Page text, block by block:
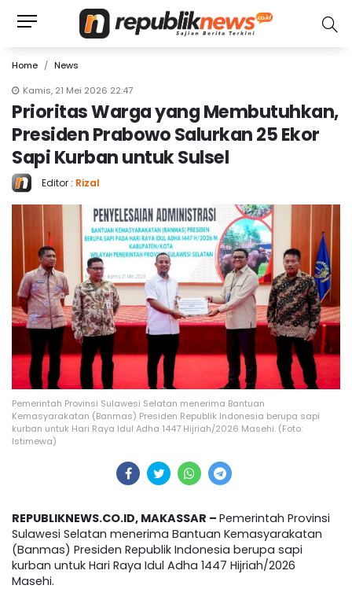
Home
News
Kamis, 21 Mei 2026 22:47
Prioritas Warga yang Membutuhkan,
Presiden Prabowo Salurkan 25 Ekor
Sapi Kurban untuk Sulsel
Editor : Rizal
Pemerintah Provinsi Sulawesi Selatan menerima Bantuan
Kemasyarakatan (Banmas) Presiden Republik Indonesia berupa sapi
kurban untuk Hari Raya Idul Adha 1447 Hijriah/2026 Masehi. (Foto:
Istimewa)
REPUBLIKNEWS.CO.ID, MAKASSAR – Pemerintah Provinsi
Sulawesi Selatan menerima Bantuan Kemasyarakatan
(Banmas) Presiden Republik Indonesia berupa sapi
kurban untuk Hari Raya Idul Adha 1447 Hijriah/2026
Masehi.